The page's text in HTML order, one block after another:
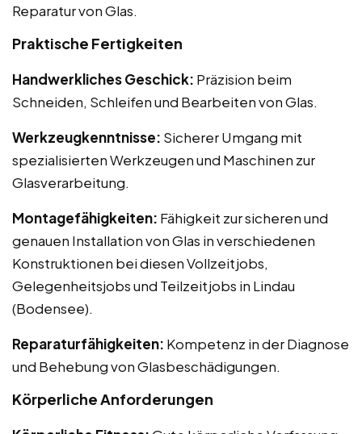
Reparatur von Glas.
Praktische Fertigkeiten
Handwerkliches Geschick: Präzision beim
Schneiden, Schleifen und Bearbeiten von Glas.
Werkzeugkenntnisse: Sicherer Umgang mit
spezialisierten Werkzeugen und Maschinen zur
Glasverarbeitung.
Montagefähigkeiten: Fähigkeit zur sicheren und
genauen Installation von Glas in verschiedenen
Konstruktionen bei diesen Vollzeitjobs,
Gelegenheitsjobs und Teilzeitjobs in Lindau
(Bodensee).
Reparaturfähigkeiten: Kompetenz in der Diagnose
und Behebung von Glasbeschädigungen.
Körperliche Anforderungen